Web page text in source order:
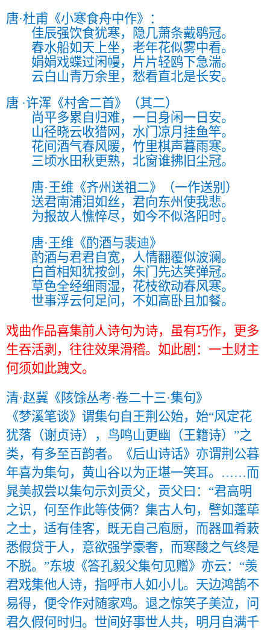
唐·杜甫《小寒食舟中作》：
佳辰强饮食犹寒，隐几萧条戴鹖冠。
春水船如天上坐，老年花似雾中看。
娟娟戏蝶过闲幔，片片轻鸥下急湍。
云白山青万余里，愁看直北是长安。
唐 ·许浑《村舍二首》
（其二）
尚平多累自归难，一日身闲一日安。
山径晓云收猎网，水门凉月挂鱼竿。
花间酒气春风暖，竹里棋声暮雨寒。
三顷水田秋更熟，北窗谁拂旧尘冠。
唐·王维《齐州送祖二》
（一作送别）
送君南浦泪如丝，君向东州使我悲。
为报故人憔悴尽，如今不似洛阳时。
唐·王维《酌酒与裴迪》
酌酒与君君自宽，人情翻覆似波澜。
白首相知犹按剑，朱门先达笑弹冠。
草色全经细雨湿，花枝欲动春风寒。
世事浮云何足问，不如高卧且加餐。
戏曲作品喜集前人诗句为诗，虽有巧作，更多
生吞活剥，往往效果滑稽。如此剧：一土财主
何须如此跩文。
清·赵冀《陔馀丛考·卷二十三·集句》
《梦溪笔谈》谓集句自王荆公始，始“风定花
犹落（谢贞诗），鸟鸣山更幽（王籍诗）”之
类，有多至百韵者。《后山诗话》亦谓荆公暮
年喜为集句，黄山谷以为正堪一笑耳。……而
晁美叔尝以集句示刘贡父，贡父曰：“君高明
之识，何至作此等伎俩？集古人句，譬如蓬荜
之士，适有佳客，既无自己庖厨，而器皿肴蔌
悉假贷于人，意欲强学豪奢，而寒酸之气终是
不脱。”东坡《答孔毅父集句见赠》亦云：“羡
君戏集他人诗，指呼市人如小儿。天边鸿鹄不
易得，便令作对随家鸡。退之惊笑子美泣，问
君久假何时归。世间好事世人共，明月自满千